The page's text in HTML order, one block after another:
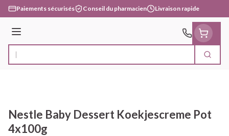
Aller au contenu
Paiements sécurisés Conseil du pharmacien Livraison rapide
Menu
Rechercher
Nestle Baby Dessert Koekjescreme Pot
4x100g